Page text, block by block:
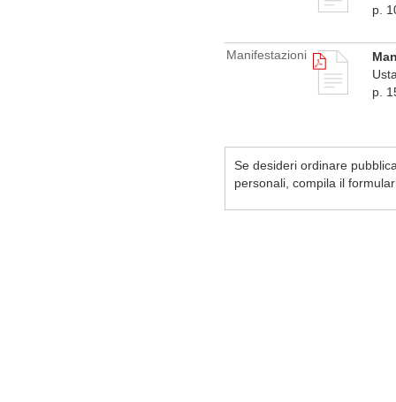
p.
Manifestazioni
p.
Se desideri ordinare
personali, compila il